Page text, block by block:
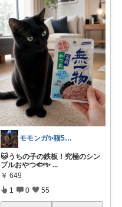
モモンガ✨猫5匹 犬1匹の大家族👪
🐱うちの子の鉄板！究極のシン
プルおやつ🐟✨ ...
￥ 649
1 0 55